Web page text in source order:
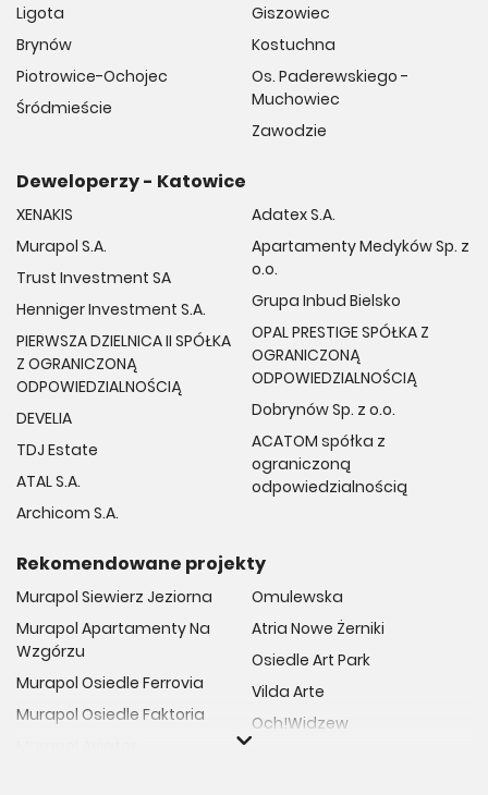
Ligota
Brynów
Piotrowice-Ochojec
Śródmieście
Giszowiec
Kostuchna
Os. Paderewskiego -
Muchowiec
Zawodzie
Deweloperzy - Katowice
XENAKIS
Murapol S.A.
Trust Investment SA
Henniger Investment S.A.
PIERWSZA DZIELNICA II SPÓŁKA
Z OGRANICZONĄ
ODPOWIEDZIALNOŚCIĄ
DEVELIA
TDJ Estate
ATAL S.A.
Archicom S.A.
Adatex S.A.
Apartamenty Medyków Sp. z
o.o.
Grupa Inbud Bielsko
OPAL PRESTIGE SPÓŁKA Z
OGRANICZONĄ
ODPOWIEDZIALNOŚCIĄ
Dobrynów Sp. z o.o.
ACATOM spółka z
ograniczoną
odpowiedzialnością
Rekomendowane projekty
Murapol Siewierz Jeziorna
Murapol Apartamenty Na
Wzgórzu
Murapol Osiedle Ferrovia
Murapol Osiedle Faktoria
Omulewska
Atria Nowe Żerniki
Osiedle Art Park
Vilda Arte
Och!Widzew